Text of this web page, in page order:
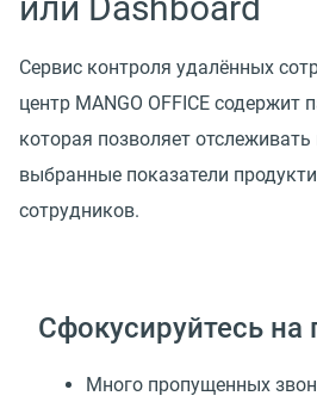
Сервис контроля удалённых
центр MANGO OFFICE содержит
которая позволяет
выбранные показатели
сотрудников.
Сфокусируйтесь на
Много пропущенных